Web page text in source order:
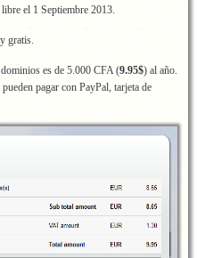
el 1 Septiembre 2013.
gratis.
es de 5.000 CFA (9.95$) al año.
pagar con PayPal, tarjeta de